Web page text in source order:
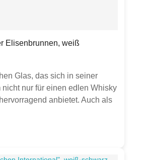
Elisenbrunnen, weiß
Glas, das sich in seiner
nicht nur für einen edlen Whisky
anbietet. Auch als
ein Dessert besonders